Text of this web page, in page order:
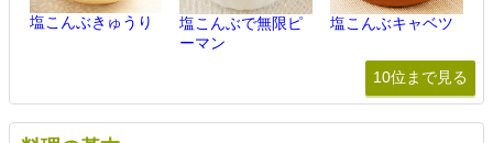
塩こんぶきゅうり
塩こんぶで無限ピ
ーマン
塩こんぶキャベツ
10位まで見る